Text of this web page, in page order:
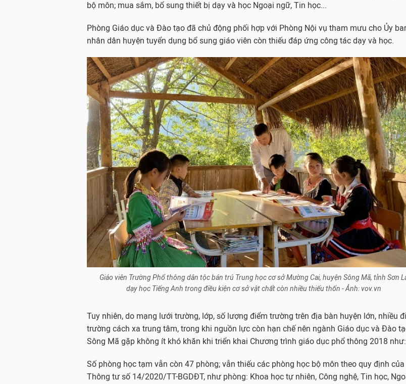
bộ môn; mua sắm, bổ sung thiết bị dạy và học Ngoại ngữ, Tin học...
Phòng Giáo dục và Đào tạo đã chủ động phối hợp với Phòng Nội vụ tham mưu cho Ủy
nhân dân huyện tuyển dụng bổ sung giáo viên còn thiếu đáp ứng công tác dạy và học.
Giáo viên Trường Phổ thông dân tộc bán trú Trung học cơ sở Mường Cai, huyện Sông Mã, tỉnh Sơn
dạy học Tiếng Anh trong điều kiện cơ sở vật chất còn nhiều thiếu thốn - Ảnh: vov.vn
Tuy nhiên, do mạng lưới trường, lớp, số lượng điểm trường trên địa bàn huyện lớn, nhiều
trường cách xa trung tâm, trong khi nguồn lực còn hạn chế nên ngành Giáo dục và Đào
Sông Mã gặp không ít khó khăn khi triển khai Chương trình giáo dục phổ thông 2018 như:
Số phòng học tạm vẫn còn 47 phòng; vẫn thiếu các phòng học bộ môn theo quy định của
Thông tư số 14/2020/TT-BGDĐT, như phòng: Khoa học tự nhiên, Công nghệ, Tin học,